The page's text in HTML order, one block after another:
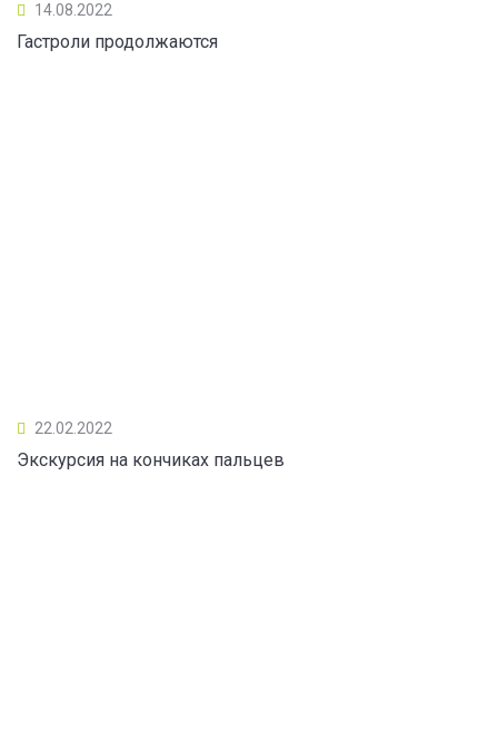
14.08.2022
Гастроли продолжаются
22.02.2022
Экскурсия на кончиках пальцев